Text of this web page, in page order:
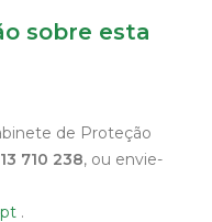
sobre esta
de Proteção
710 238, ou envie-
.